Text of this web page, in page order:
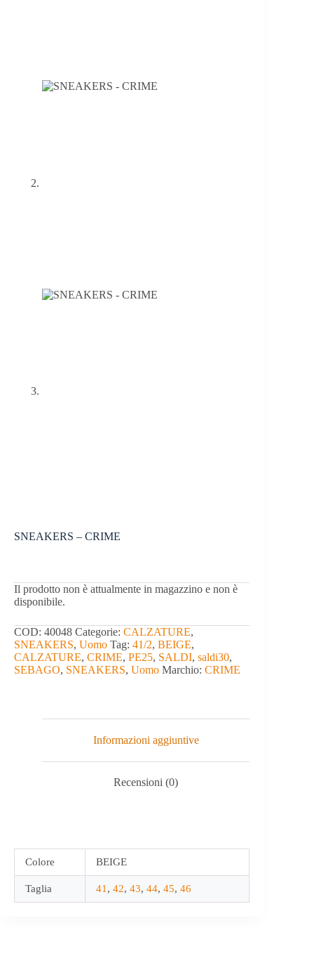
SNEAKERS – CRIME
Il prodotto non è attualmente in magazzino e non è
disponibile.
COD: 40048 Categorie: CALZATURE,
SNEAKERS, Uomo Tag: 41/2, BEIGE,
CALZATURE, CRIME, PE25, SALDI, saldi30,
SEBAGO, SNEAKERS, Uomo Marchio: CRIME
Informazioni aggiuntive
Recensioni (0)
Colore BEIGE
Taglia 41 , 42, 43, 44, 45, 46